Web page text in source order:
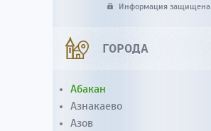
Информация защищена
ГОРОДА
Абакан
Азнакаево
Азов